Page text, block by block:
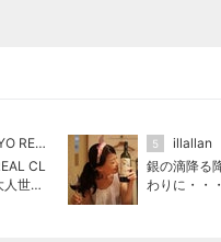
TOKYO REAL CLOTHES
CL
世代
5
illallan
銀の滴降る
わりに・・・